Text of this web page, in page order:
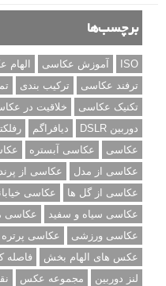
برچسب‌ها
ISO آموزش عکاسی الهام
ترفند عکاسی
ترکیب بندی
تکنیک عکاسی
خلاقیت در
دوربین DSLR
دیافراگم
عکاسی
عکاسی آبستره
عکاسی از مدل
عکاسی از
عکاسی از گل ها
عکاسی
عکاسی سیاه و سفید
عکاسی
عکاسی ورزشی
عکاسی پرتره
عکس های الهام بخش
فاصله
لنز دوربین
مجموعه عکس